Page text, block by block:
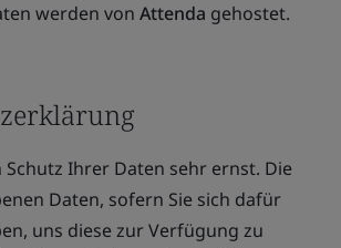
werden von Attenda gehostet.
Ihrer Daten sehr ernst. Die
Daten, sofern Sie sich dafür
uns diese zur Verfügung zu